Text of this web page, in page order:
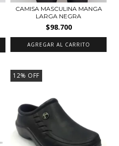
CAMISA MASCULINA MANGA
LARGA NEGRA
$98.700
AGREGAR AL CARRITO
12% OFF